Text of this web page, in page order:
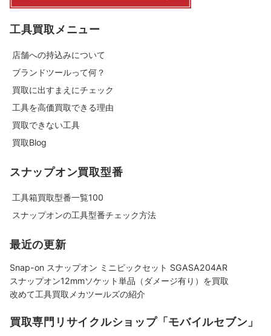
工具買取メニュー
店舗への持込みについて
ブランドツールって何？
買取に出すまえにチェック
工具を高価買取できる理由
買取できない工具
買取Blog
スナップオン買取型番
工具箱買取型番一覧100
スナップオンの工具型番チェック方法
最近の更新
Snap-on スナップオン ミニピックセット SGASA204AR
スナップオン12mmソケット単品（ダメージ有り）を買取
改めて工具買取メカツールズの紹介
買取専門リサイクルショップ「モバイルセブン」